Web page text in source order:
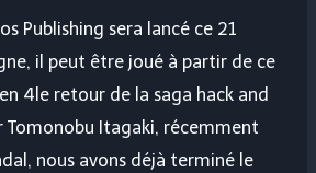
Publishing sera lancé ce 21
il peut être joué à partir de ce
4 le retour de la saga hack and
Tomonobu Itagaki, récemment
nous avons déjà terminé le